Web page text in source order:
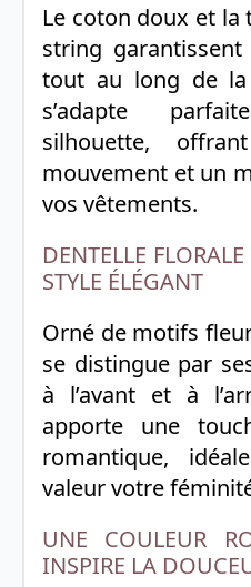
Le coton doux et la
string
tout au long de la
s’adapte
silhouette,
mouvement et un
vos vêtements.
DENTELLE
STYLE ÉLÉGANT
Orné de motifs
se distingue par
à l’avant et à
apporte une
romantique,
valeur votre
UNE COULEUR
INSPIRE LA